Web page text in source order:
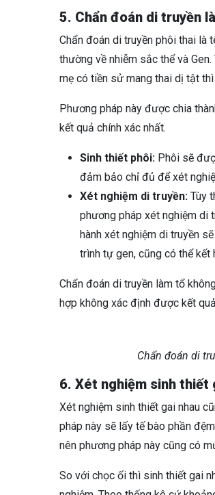
5. Chẩn đoán di truyền
Chẩn đoán di truyền phôi thai là
thường về nhiễm sắc thể và
mẹ có tiền sử mang thai dị tật
Phương pháp này được chia
kết quả chính xác nhất.
Sinh thiết phôi: Phôi sẽ
đảm bảo chỉ đủ để xét
Xét nghiệm di truyền: Tùy
phương pháp xét nghiệm di
hành xét nghiệm di truyền
trình tự gen, cũng có thể kết
Chẩn đoán di truyền làm tổ
hợp không xác định được kết
Chẩn đoán di
6. Xét nghiệm sinh thiết
Xét nghiệm sinh thiết gai nhau
pháp này sẽ lấy tế bào phần
nên phương pháp này cũng có
So với chọc ối thì sinh thiết gai